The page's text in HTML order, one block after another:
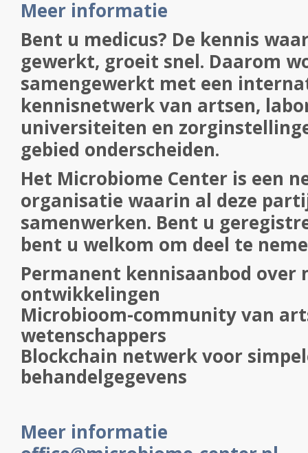
Meer informatie
Bent u medicus? De kennis
gewerkt, groeit snel. Daarom
samengewerkt met een
kennisnetwerk van artsen,
universiteiten en
gebied onderscheiden.
Het Microbiome Center is een
organisatie waarin al deze
samenwerken. Bent u
bent u welkom om deel te
Permanent kennisaanbod over
ontwikkelingen
Microbioom-community van
wetenschappers
Blockchain netwerk voor
behandelgegevens
Meer informatie